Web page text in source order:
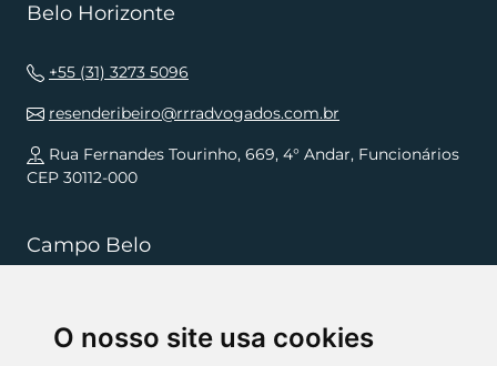
O nosso site usa cookies
Belo Horizonte
+55 (31) 3273 5096
resenderibeiro@rrradvogados.com.br
Rua Fernandes Tourinho, 669, 4° Andar, Funcionários
CEP 30112-000
Campo Belo
resenderibeiro.cb@rrradvogados.com.br